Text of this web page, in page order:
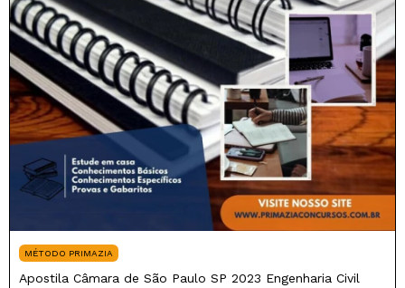
MÉTODO PRIMAZIA
Apostila Câmara de São Paulo SP 2023 Engenharia Civil